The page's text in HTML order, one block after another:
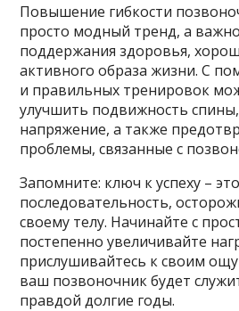
Повышение гибкости
просто модный тренд, а
поддержания здоровья,
активного образа жизни. С
и правильных тренировок
улучшить подвижность
напряжение, а также
проблемы, связанные с
Запомните: ключ к успеху – это
последовательность,
своему телу. Начинайте с
постепенно увеличивайте
прислушивайтесь к своим
ваш позвоночник будет
правдой долгие годы.